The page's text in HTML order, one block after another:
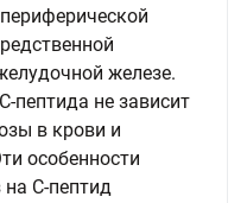
железе.
пептида не зависит
в крови и
особенности
на С-пептид